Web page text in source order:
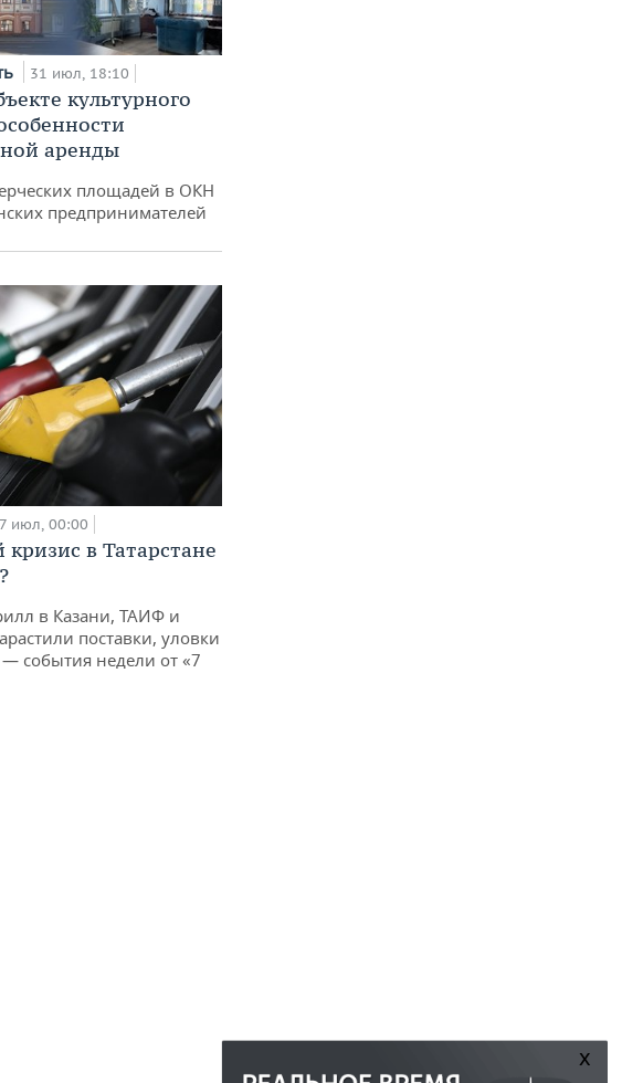
31 июл, 18:10
культурного
аренды
площадей в ОКН
предпринимателей
июл, 00:00
в Татарстане
в Казани, ТАИФ и
поставки, уловки
события недели от «7
x